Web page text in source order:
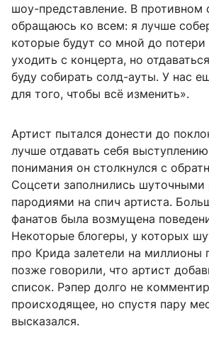
шоу-представление. В противном
обращаюсь ко всем: я лучше
которые будут со мной до потери
уходить с концерта, но
буду собирать солд-ауты. У нас
для того, чтобы всё изменить».
Артист пытался донести до
лучше отдавать себя
понимания он столкнулся с
Соцсети заполнились шуточными
пародиями на спич артиста.
фанатов была возмущена
Некоторые блогеры, у которых
про Крида залетели на миллионы
позже говорили, что артист
список. Рэпер долго не
происходящее, но спустя пару
высказался.